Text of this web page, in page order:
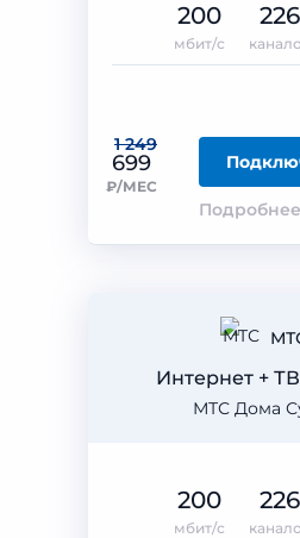
1 249
699
₽/МЕС
Подробнее
200
мбит/с
226
МТС Дома
Интернет +
200
мбит/с
226